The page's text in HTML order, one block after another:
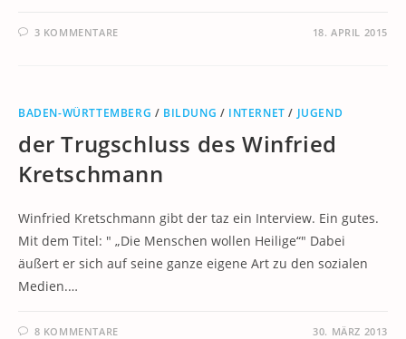
3 KOMMENTARE 18. APRIL 2015
BADEN-WÜRTTEMBERG / BILDUNG / INTERNET / JUGEND
der Trugschluss des Winfried
Kretschmann
Winfried Kretschmann gibt der taz ein Interview. Ein gutes.
Mit dem Titel: " „Die Menschen wollen Heilige“" Dabei
äußert er sich auf seine ganze eigene Art zu den sozialen
Medien.…
8 KOMMENTARE 30. MÄRZ 2013